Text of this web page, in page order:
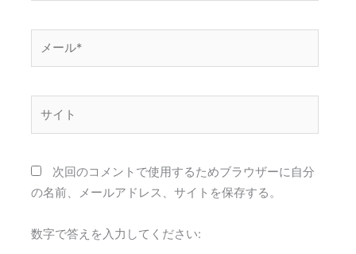
*
次回のコメントで使用するためブラウザーに自分
の名前、メールアドレス、サイトを保存する。
数字で答えを入力してください: